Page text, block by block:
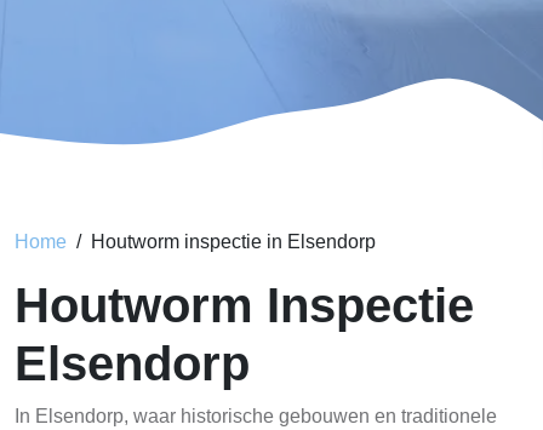
Home Houtworm inspectie in Elsendorp
Houtworm Inspectie
Elsendorp
In Elsendorp, waar historische gebouwen en traditionele